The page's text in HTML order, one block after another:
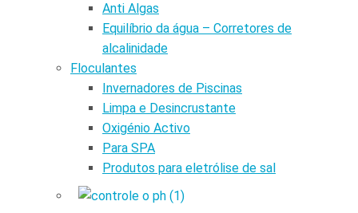
Anti Algas
Equilíbrio da água – Corretores de
alcalinidade
Floculantes
Invernadores de Piscinas
Limpa e Desincrustante
Oxigénio Activo
Para SPA
Produtos para eletrólise de sal